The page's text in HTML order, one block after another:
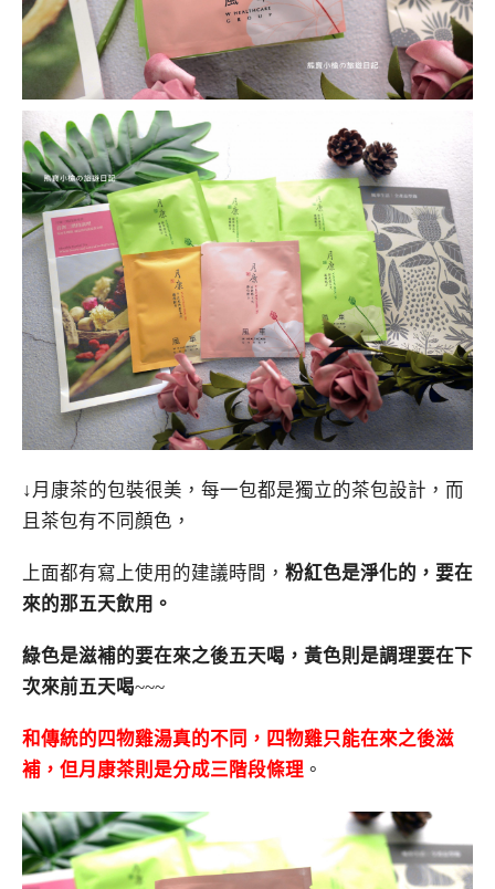
↓月康茶的包裝很美，每一包都是獨立的茶包設計，而
且茶包有不同顏色，
上面都有寫上使用的建議時間， 粉紅色是淨化的，要在
來的那五天飲用。
綠色是滋補的要在來之後五天喝，黃色則是調理要在下
次來前五天喝~~~
和傳統的四物雞湯真的不同，四物雞只能在來之後滋
補，但月康茶則是分成三階段條理 。